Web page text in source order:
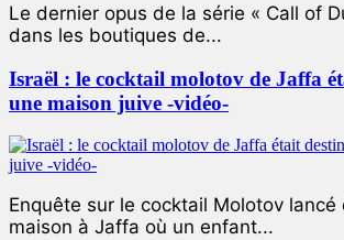
Le dernier opus de la série « Call of
dans les boutiques de...
Israël : le cocktail molotov de Jaffa
une maison juive -vidéo-
Enquête sur le cocktail Molotov lancé
maison à Jaffa où un enfant...